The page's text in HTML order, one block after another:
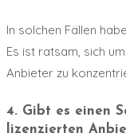
In solchen Fällen
Es ist ratsam, sich
Anbieter zu
4. Gibt es einen
lizenzierten